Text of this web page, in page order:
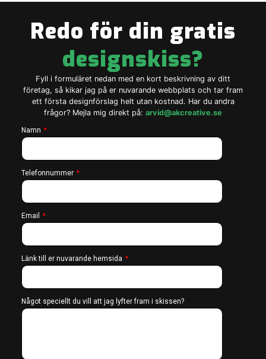
Redo för din gratis
designskiss?
Fyll i formuläret nedan med en kort beskrivning av ditt
företag, så kikar jag på er nuvarande webbplats och tar fram
ett första designförslag helt utan kostnad. Har du andra
frågor? Mejla mig direkt på: arvid@akcreative.se
Namn
Telefonnummer
Email
Länk till er nuvarande hemsida
Något speciellt du vill att jag lyfter fram i skissen?